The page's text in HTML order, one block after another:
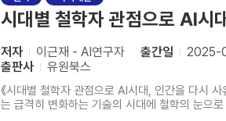
시대별 철학자 관점으로 AI시
저자 이근재 - AI연구자 출간일 2025-
출판사
유원북스
《시대별 철학자 관점으로 AI시대, 인간을 다시 사
는 급격히 변화하는 기술의 시대에 철학의 눈으